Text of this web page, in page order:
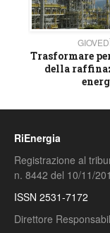
Trasformare
della
RiEnergia
Registrazione al
n. 8442 del 10/11/
ISSN 2531-7172
Direttore